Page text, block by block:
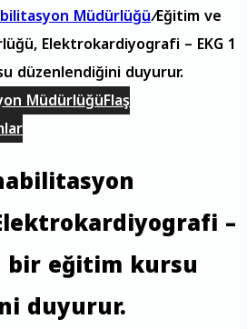
Müdürlüğü/Eğitim ve
Elektrokardiyografi – EKG 1
düzenlendiğini duyurur.
MüdürlüğüFlaş
–
bir eğitim kursu
duyurur.